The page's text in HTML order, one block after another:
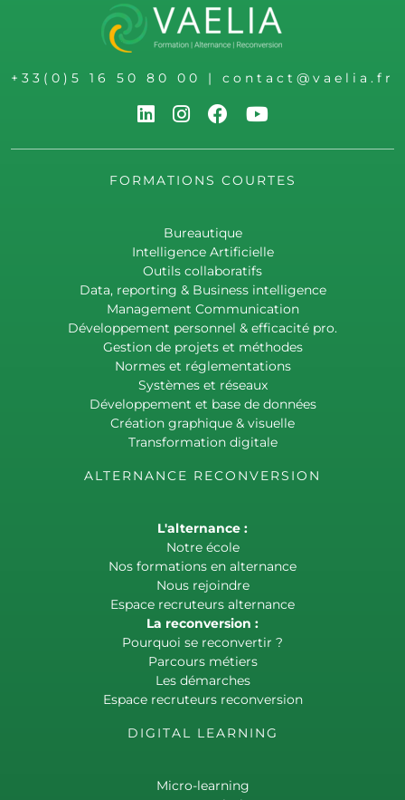
+33(0)5 16 50 80 00 | contact@vaelia.fr
FORMATIONS COURTES
Bureautique
Intelligence Artificielle
Outils collaboratifs
Data, reporting & Business intelligence
Management Communication
Développement personnel & efficacité pro.
Gestion de projets et méthodes
Normes et réglementations
Systèmes et réseaux
Développement et base de données
Création graphique & visuelle
Transformation digitale
ALTERNANCE RECONVERSION
L'alternance :
Notre école
Nos formations en alternance
Nous rejoindre
Espace recruteurs alternance
La reconversion :
Pourquoi se reconvertir ?
Parcours métiers
Les démarches
Espace recruteurs reconversion
DIGITAL LEARNING
Micro-learning